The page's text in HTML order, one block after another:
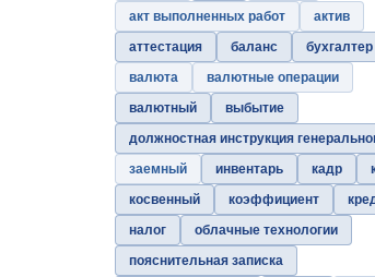
акт выполненных работ
актив
аттестация
баланс
бухгалтер
валюта
валютные операции
валютный
выбытие
должностная инструкция
заемный
инвентарь кадр
косвенный
коэффициент
налог
облачные технологии
пояснительная записка